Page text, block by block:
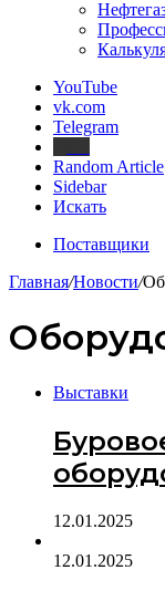
YouTube
vk.com
Telegram
Random Article
Sidebar
Искать
Поставщики
Главная/Новости/
Выставки
12.01.2025
12.01.2025